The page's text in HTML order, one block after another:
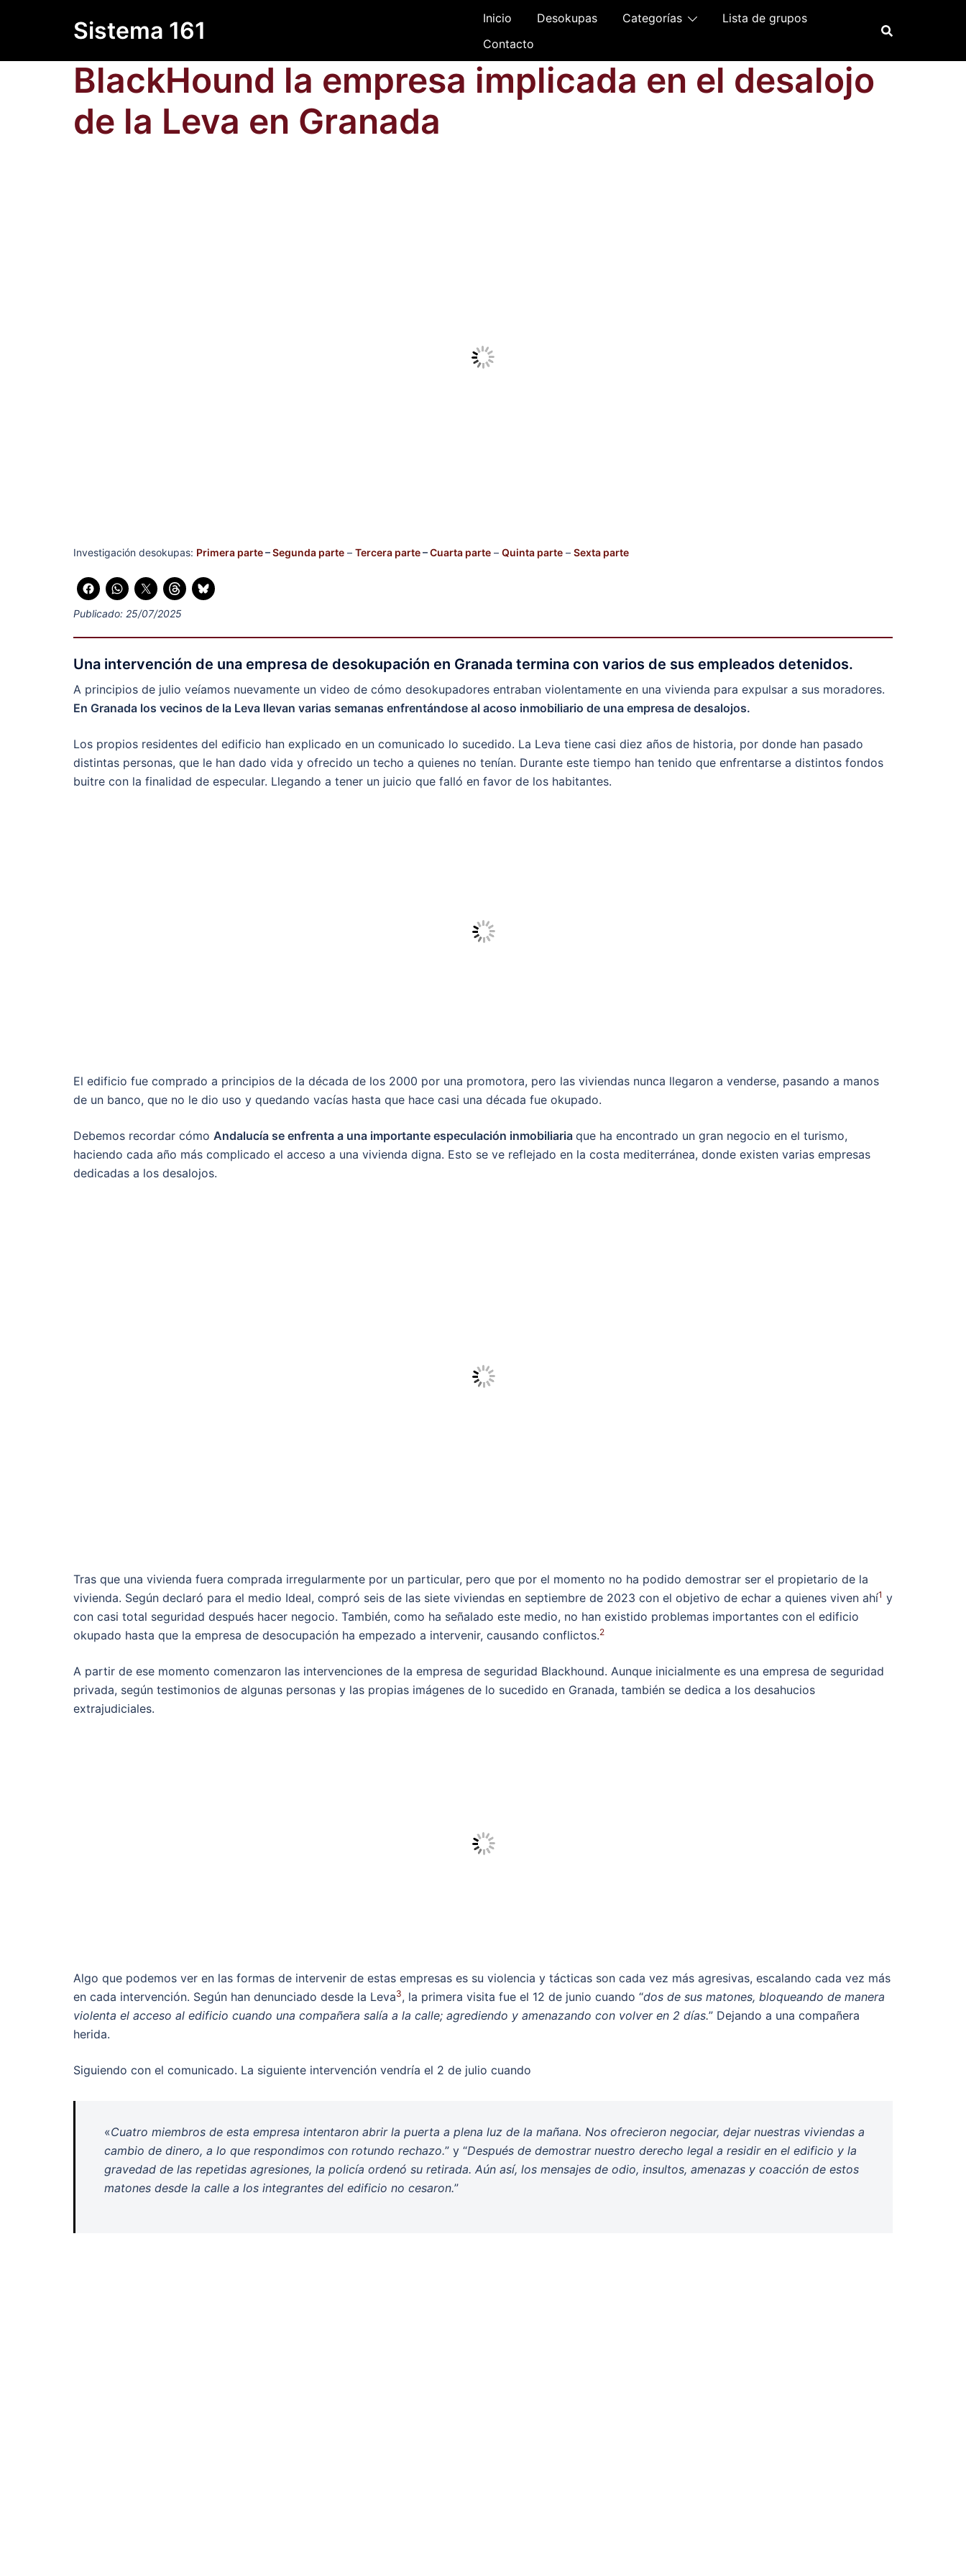
Sistema 161 Inicio Desokupas Categorías
Lista de grupos
Contacto
BlackHound la empresa implicada en el desalojo
de la Leva en Granada
Investigación desokupas: Primera parte–Segunda parte – Tercera parte–Cuarta parte – Quinta parte – Sexta parte
Publicado: 25/07/2025
Una intervención de una empresa de desokupación en Granada termina con varios de sus empleados detenidos.
A principios de julio veíamos nuevamente un video de cómo desokupadores entraban violentamente en una vivienda para expulsar a sus moradores.
En Granada los vecinos de la Leva llevan varias semanas enfrentándose al acoso inmobiliario de una empresa de desalojos.
Los propios residentes del edificio han explicado en un comunicado lo sucedido. La Leva tiene casi diez años de historia, por donde han pasado
distintas personas, que le han dado vida y ofrecido un techo a quienes no tenían. Durante este tiempo han tenido que enfrentarse a distintos fondos
buitre con la finalidad de especular. Llegando a tener un juicio que falló en favor de los habitantes.
El edificio fue comprado a principios de la década de los 2000 por una promotora, pero las viviendas nunca llegaron a venderse, pasando a manos
de un banco, que no le dio uso y quedando vacías hasta que hace casi una década fue okupado.
Debemos recordar cómo Andalucía se enfrenta a una importante especulación inmobiliaria que ha encontrado un gran negocio en el turismo,
haciendo cada año más complicado el acceso a una vivienda digna. Esto se ve reflejado en la costa mediterránea, donde existen varias empresas
dedicadas a los desalojos.
Tras que una vivienda fuera comprada irregularmente por un particular, pero que por el momento no ha podido demostrar ser el propietario de la
vivienda. Según declaró para el medio Ideal, compró seis de las siete viviendas en septiembre de 2023 con el objetivo de echar a quienes viven ahí1 y
con casi total seguridad después hacer negocio. También, como ha señalado este medio, no han existido problemas importantes con el edificio
okupado hasta que la empresa de desocupación ha empezado a intervenir, causando conflictos.2
A partir de ese momento comenzaron las intervenciones de la empresa de seguridad Blackhound. Aunque inicialmente es una empresa de seguridad
privada, según testimonios de algunas personas y las propias imágenes de lo sucedido en Granada, también se dedica a los desahucios
extrajudiciales.
Algo que podemos ver en las formas de intervenir de estas empresas es su violencia y tácticas son cada vez más agresivas, escalando cada vez más
en cada intervención. Según han denunciado desde la Leva3, la primera visita fue el 12 de junio cuando “dos de sus matones, bloqueando de manera
violenta el acceso al edificio cuando una compañera salía a la calle; agrediendo y amenazando con volver en 2 días.” Dejando a una compañera
herida.
Siguiendo con el comunicado. La siguiente intervención vendría el 2 de julio cuando
«Cuatro miembros de esta empresa intentaron abrir la puerta a plena luz de la mañana. Nos ofrecieron negociar, dejar nuestras viviendas a
cambio de dinero, a lo que respondimos con rotundo rechazo.” y “Después de demostrar nuestro derecho legal a residir en el edificio y la
gravedad de las repetidas agresiones, la policía ordenó su retirada. Aún así, los mensajes de odio, insultos, amenazas y coacción de estos
matones desde la calle a los integrantes del edificio no cesaron.”